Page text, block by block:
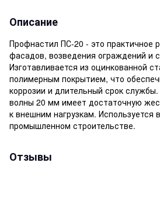
Описание
Профнастил ПС-20 - это практичное
фасадов, возведения ограждений и
Изготавливается из оцинкованной
полимерным покрытием, что
коррозии и длительный срок
волны 20 мм имеет достаточную
к внешним нагрузкам. Используется
промышленном строительстве.
Отзывы